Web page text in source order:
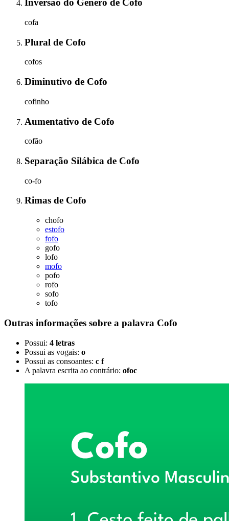
Inversão do Gênero de Cofo
cofa
Plural de Cofo
cofos
Diminutivo de Cofo
cofinho
Aumentativo de Cofo
cofão
Separação Silábica de Cofo
co-fo
Rimas de Cofo
chofo
estofo
fofo
gofo
lofo
mofo
pofo
rofo
sofo
tofo
Outras informações sobre a palavra Cofo
Possui: 4 letras
Possui as vogais: o
Possui as consoantes: c f
A palavra escrita ao contrário: ofoc